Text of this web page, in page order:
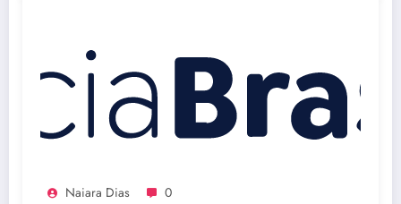
Naiara Dias 0